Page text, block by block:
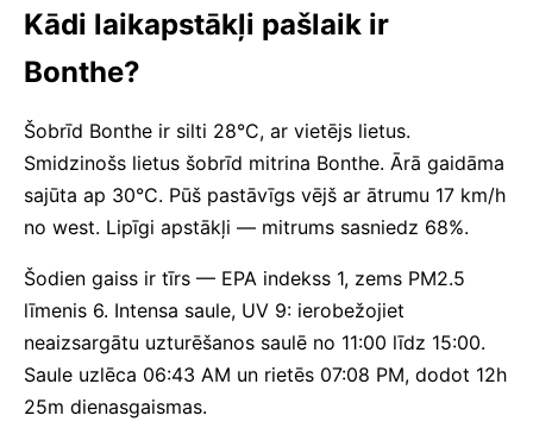
Kādi laikapstākļi pašlaik ir
Bonthe?
Šobrīd Bonthe ir silti 28°C, ar vietējs lietus.
Smidzinošs lietus šobrīd mitrina Bonthe. Ārā gaidāma
sajūta ap 30°C. Pūš pastāvīgs vējš ar ātrumu 17 km/h
no west. Lipīgi apstākļi — mitrums sasniedz 68%.
Šodien gaiss ir tīrs — EPA indekss 1, zems PM2.5
līmenis 6. Intensa saule, UV 9: ierobežojiet
neaizsargātu uzturēšanos saulē no 11:00 līdz 15:00.
Saule uzlēca 06:43 AM un rietēs 07:08 PM, dodot 12h
25m dienasgaismas.